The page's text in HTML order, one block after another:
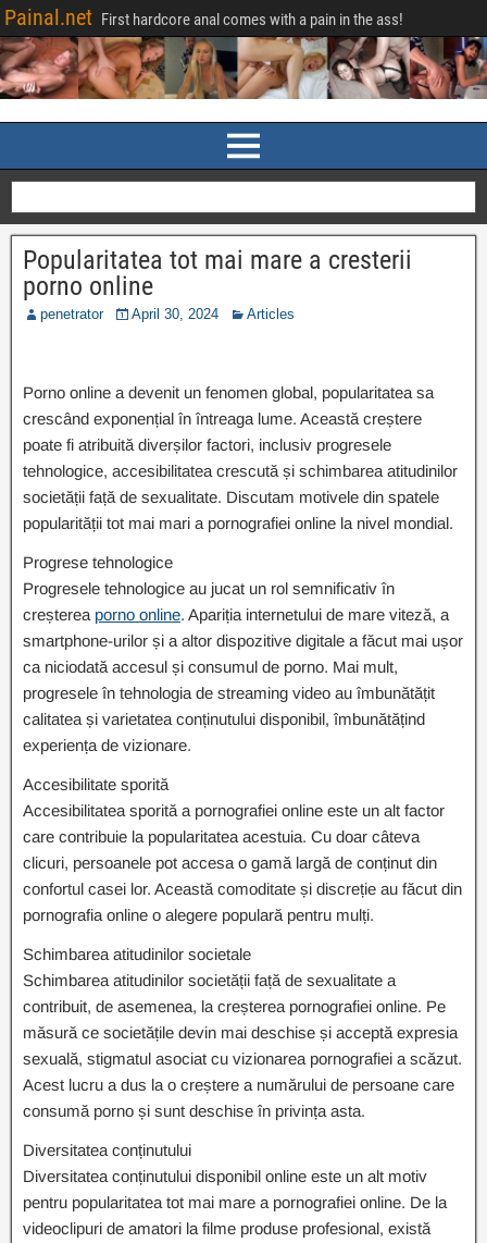
Painal.net First hardcore anal comes with a pain in the ass!
Popularitatea tot mai mare a cresterii
porno online
penetrator April 30, 2024 Articles
Porno online a devenit un fenomen global, popularitatea sa
crescând exponențial în întreaga lume. Această creștere
poate fi atribuită diverșilor factori, inclusiv progresele
tehnologice, accesibilitatea crescută și schimbarea atitudinilor
societății față de sexualitate. Discutam motivele din spatele
popularității tot mai mari a pornografiei online la nivel mondial.
Progrese tehnologice
Progresele tehnologice au jucat un rol semnificativ în
creșterea porno online. Apariția internetului de mare viteză, a
smartphone-urilor și a altor dispozitive digitale a făcut mai ușor
ca niciodată accesul și consumul de porno. Mai mult,
progresele în tehnologia de streaming video au îmbunătățit
calitatea și varietatea conținutului disponibil, îmbunătățind
experiența de vizionare.
Accesibilitate sporită
Accesibilitatea sporită a pornografiei online este un alt factor
care contribuie la popularitatea acestuia. Cu doar câteva
clicuri, persoanele pot accesa o gamă largă de conținut din
confortul casei lor. Această comoditate și discreție au făcut din
pornografia online o alegere populară pentru mulți.
Schimbarea atitudinilor societale
Schimbarea atitudinilor societății față de sexualitate a
contribuit, de asemenea, la creșterea pornografiei online. Pe
măsură ce societățile devin mai deschise și acceptă expresia
sexuală, stigmatul asociat cu vizionarea pornografiei a scăzut.
Acest lucru a dus la o creștere a numărului de persoane care
consumă porno și sunt deschise în privința asta.
Diversitatea conținutului
Diversitatea conținutului disponibil online este un alt motiv
pentru popularitatea tot mai mare a pornografiei online. De la
videoclipuri de amatori la filme produse profesional, există